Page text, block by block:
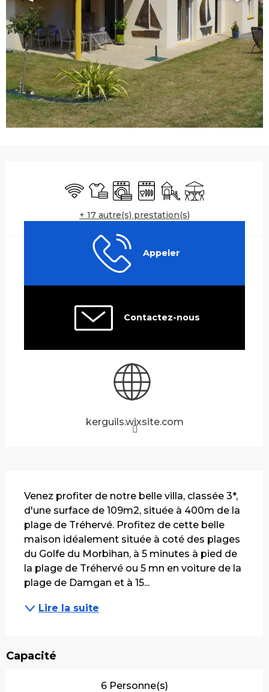
WiFi Draps et linge
Lave lingeLave vaisselle
Jeux pour enfants /
Terrasse
+ 17 autre(s) prestation(s)
Appeler
Contactez-nous
kerguils.wixsite.com
Venez profiter de notre belle villa, classée 3*,
d'une surface de 109m2, située à 400m de la
plage de Tréhervé. Profitez de cette belle
maison idéalement située à coté des plages
du Golfe du Morbihan, à 5 minutes à pied de
la plage de Tréhervé ou 5 mn en voiture de la
plage de Damgan et à 15...
Lire la suite
Capacité
6 Personne(s)